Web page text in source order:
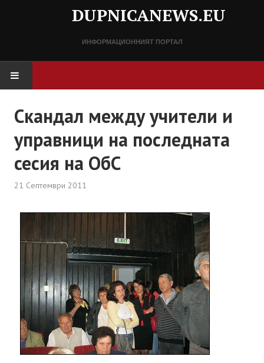
DUPNICANEWS.EU
ИНФОРМАЦИОННИЯТ ПОРТАЛ
СПРАВОЧНИК
Разписание
Важни телефонни номера
КОНТАКТИ
ИНТЕРВЮ
ЗА РЕГИОНА
Бележити дупничани
История
Скандал между учители и
управници на последната
сесия на ОбС
21 Септември 2011